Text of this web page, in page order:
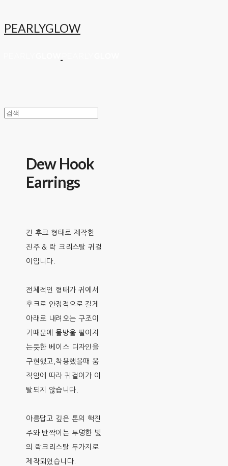
PEARLYGLOW
Dew Hook
Earrings
긴 후크 형태로 제작한
진주 & 락 크리스탈 귀걸
이입니다.
전체적인 형태가 귀에서
후크로 안정적으로 길게
아래로 내려오는 구조이
기때문에 물방울 떨어지
는듯한 베이스 디자인을
구현했고,착용했을때 움
직임에 따라 귀걸이가 이
탈되지 않습니다.
아름답고 깊은 톤의 핵진
주와 반짝이는 투명한 빛
의 락크리스탈 두가지로
제작되었습니다.